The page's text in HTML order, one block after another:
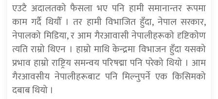
एउटै अदालतको फैसला भए पनि हामी समानान्तर रूपमा
काम गर्दै थियौँ । तर हामी विभाजित हुँदा, नेपाल सरकार,
नेपालको मिडिया, र आम गैरआवासी नेपालीहरूको दृष्टिकोण
त्यति राम्रो थिएन । हाम्रो माथि केन्द्रमा विभाजन हुँदा यसको
प्रभाव हाम्रो राष्ट्रिय समन्वय परिषद्मा पनि परेको थियो । आम
गैरआवसीय नेपालीहरूबाट पनि मिल्नुपर्ने एक किसिमको
दबाब थियो ।